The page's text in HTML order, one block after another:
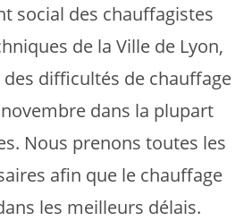
social des chauffagistes
de la Ville de Lyon,
difficultés de chauffage
dans la plupart
Nous prenons toutes les
afin que le chauffage
les meilleurs délais.